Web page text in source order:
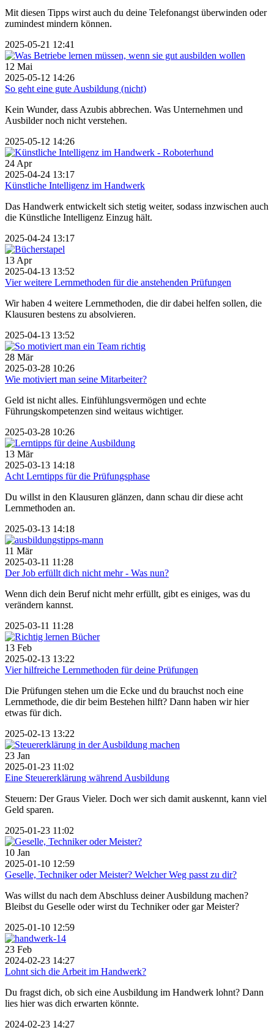
Mit diesen Tipps wirst auch du deine Telefonangst überwinden oder
zumindest mindern können.
2025-05-21 12:41
12 Mai
2025-05-12 14:26
So geht eine gute Ausbildung (nicht)
Kein Wunder, dass Azubis abbrechen. Was Unternehmen und
Ausbilder noch nicht verstehen.
2025-05-12 14:26
24 Apr
2025-04-24 13:17
Künstliche Intelligenz im Handwerk
Das Handwerk entwickelt sich stetig weiter, sodass inzwischen auch
die Künstliche Intelligenz Einzug hält.
2025-04-24 13:17
13 Apr
2025-04-13 13:52
Vier weitere Lernmethoden für die anstehenden Prüfungen
Wir haben 4 weitere Lernmethoden, die dir dabei helfen sollen, die
Klausuren bestens zu absolvieren.
2025-04-13 13:52
28 Mär
2025-03-28 10:26
Wie motiviert man seine Mitarbeiter?
Geld ist nicht alles. Einfühlungsvermögen und echte
Führungskompetenzen sind weitaus wichtiger.
2025-03-28 10:26
13 Mär
2025-03-13 14:18
Acht Lerntipps für die Prüfungsphase
Du willst in den Klausuren glänzen, dann schau dir diese acht
Lernmethoden an.
2025-03-13 14:18
11 Mär
2025-03-11 11:28
Der Job erfüllt dich nicht mehr - Was nun?
Wenn dich dein Beruf nicht mehr erfüllt, gibt es einiges, was du
verändern kannst.
2025-03-11 11:28
13 Feb
2025-02-13 13:22
Vier hilfreiche Lernmethoden für deine Prüfungen
Die Prüfungen stehen um die Ecke und du brauchst noch eine
Lernmethode, die dir beim Bestehen hilft? Dann haben wir hier
etwas für dich.
2025-02-13 13:22
23 Jan
2025-01-23 11:02
Eine Steuererklärung während Ausbildung
Steuern: Der Graus Vieler. Doch wer sich damit auskennt, kann viel
Geld sparen.
2025-01-23 11:02
10 Jan
2025-01-10 12:59
Geselle, Techniker oder Meister? Welcher Weg passt zu dir?
Was willst du nach dem Abschluss deiner Ausbildung machen?
Bleibst du Geselle oder wirst du Techniker oder gar Meister?
2025-01-10 12:59
23 Feb
2024-02-23 14:27
Lohnt sich die Arbeit im Handwerk?
Du fragst dich, ob sich eine Ausbildung im Handwerk lohnt? Dann
lies hier was dich erwarten könnte.
2024-02-23 14:27